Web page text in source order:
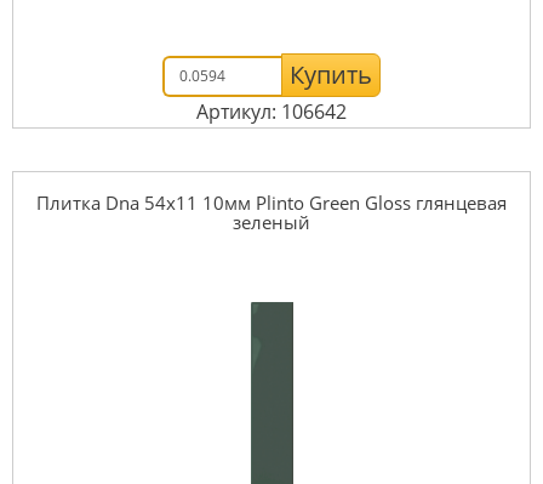
Купить
Артикул: 106642
Плитка Dna 54x11 10мм Plinto Green Gloss глянцевая
зеленый